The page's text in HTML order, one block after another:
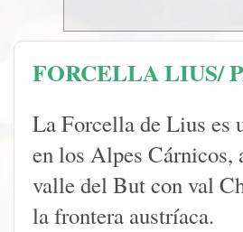
FORCELLA LIUS/
La Forcella de Lius es
en los Alpes Cárnicos,
valle del But con val
la frontera austríaca.